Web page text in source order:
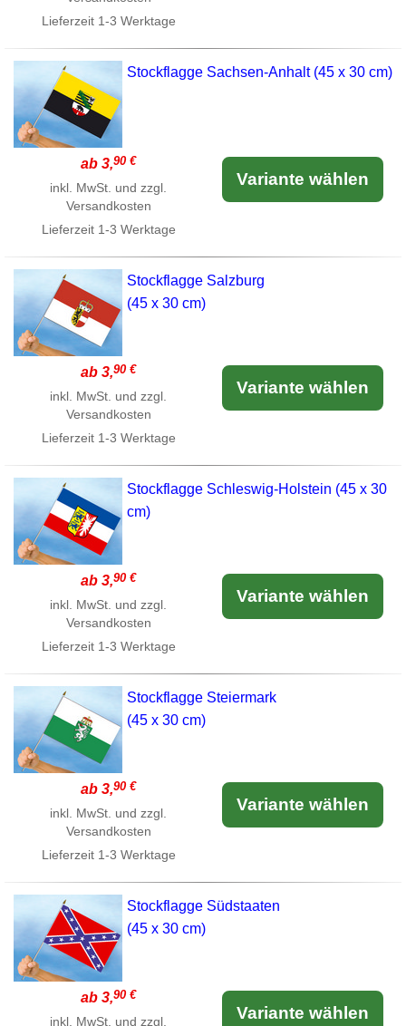
Lieferzeit 1-3 Werktage
Stockflagge Sachsen-Anhalt (45 x 30 cm)
ab 3,90 €
inkl. MwSt. und zzgl.
Versandkosten
Lieferzeit 1-3 Werktage
Variante wählen
Stockflagge Salzburg
(45 x 30 cm)
ab 3,90 €
inkl. MwSt. und zzgl.
Versandkosten
Lieferzeit 1-3 Werktage
Variante wählen
Stockflagge Schleswig-Holstein (45 x 30
cm)
ab 3,90 €
inkl. MwSt. und zzgl.
Versandkosten
Lieferzeit 1-3 Werktage
Variante wählen
Stockflagge Steiermark
(45 x 30 cm)
ab 3,90 €
inkl. MwSt. und zzgl.
Versandkosten
Lieferzeit 1-3 Werktage
Variante wählen
Stockflagge Südstaaten
(45 x 30 cm)
ab 3,90 €
inkl. MwSt. und zzgl. Variante wählen